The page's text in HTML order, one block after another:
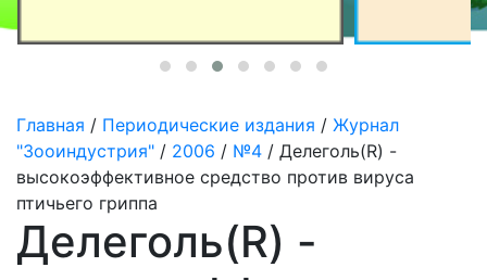
Главная / Периодические издания / Журнал
"Зооиндустрия" / 2006 / №4 / Делеголь(R) -
высокоэффективнoe средство против вируса
птичьего гриппа
Делеголь(R) -